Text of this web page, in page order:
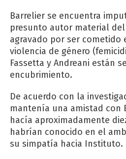
Barrelier se encuentra
presunto autor material
agravado por ser cometido
violencia de género
Fassetta y Andreani están
encubrimiento.
De acuerdo con la
mantenía una amistad con
hacía aproximadamente
habrían conocido en el
su simpatía hacia Instituto.